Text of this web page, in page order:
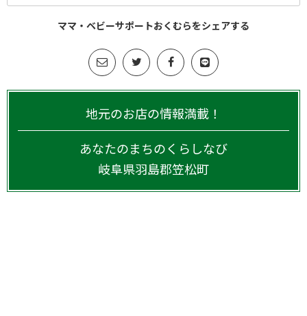
ママ・ベビーサポートおくむらをシェアする
地元のお店の情報満載！
あなたのまちのくらしなび
岐阜県羽島郡笠松町